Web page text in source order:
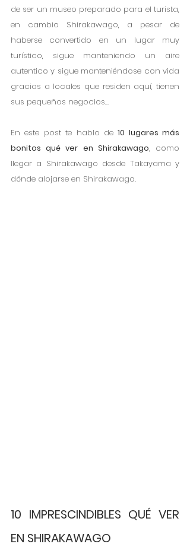
de ser un museo preparado para el turista,
en cambio Shirakawago, a pesar de
haberse convertido en un lugar muy
turístico, sigue manteniendo un aire
autentico y sigue manteniéndose con vida
gracias a locales que residen aquí, tienen
sus pequeños negocios…
En este post te hablo de 10 lugares más
bonitos qué ver en Shirakawago, como
llegar a Shirakawago desde Takayama y
dónde alojarse en Shirakawago.
10 IMPRESCINDIBLES QUÉ VER
EN SHIRAKAWAGO